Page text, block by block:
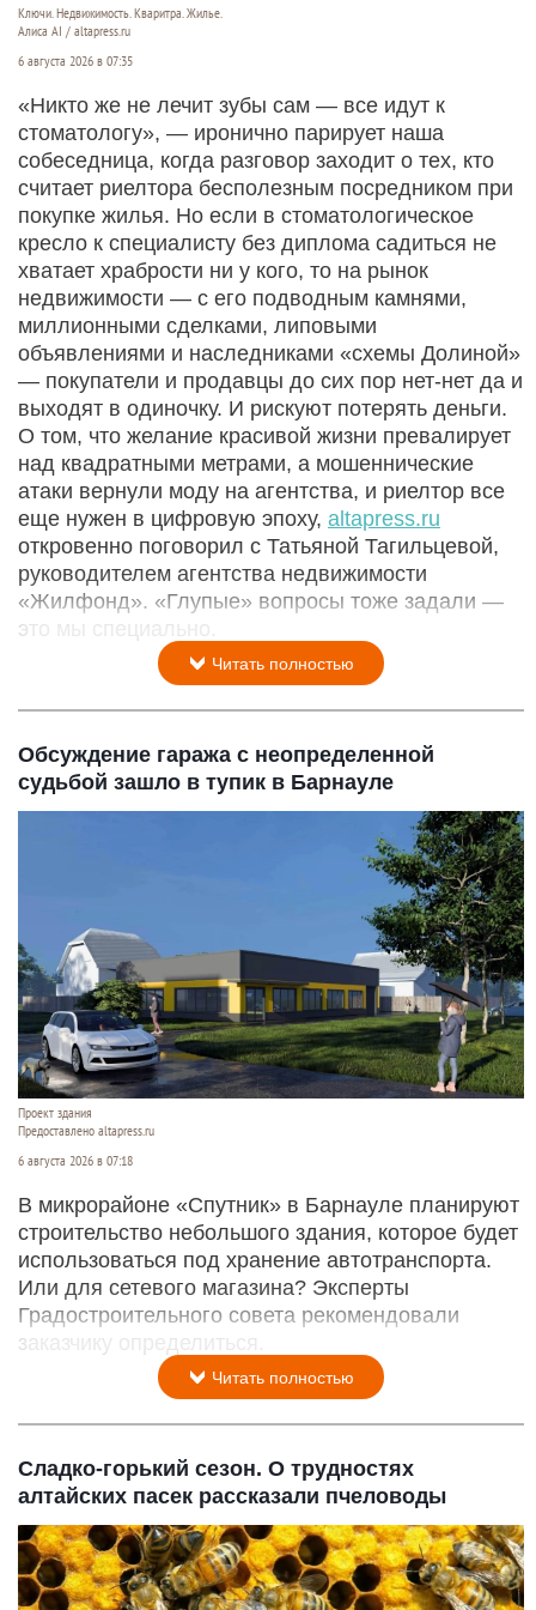
Ключи. Недвижимость. Кваритра. Жилье.
Алиса AI / altapress.ru
6 августа 2026 в 07:35
«Никто же не лечит зубы сам — все идут к
стоматологу», — иронично парирует наша
собеседница, когда разговор заходит о тех, кто
считает риелтора бесполезным посредником при
покупке жилья. Но если в стоматологическое
кресло к специалисту без диплома садиться не
хватает храбрости ни у кого, то на рынок
недвижимости — с его подводным камнями,
миллионными сделками, липовыми
объявлениями и наследниками «схемы Долиной»
— покупатели и продавцы до сих пор нет-нет да и
выходят в одиночку. И рискуют потерять деньги.
О том, что желание красивой жизни превалирует
над квадратными метрами, а мошеннические
атаки вернули моду на агентства, и риелтор все
еще нужен в цифровую эпоху, altapress.ru
откровенно поговорил с Татьяной Тагильцевой,
руководителем агентства недвижимости
«Жилфонд». «Глупые» вопросы тоже задали —
это мы специально.
Читать полностью
Обсуждение гаража с неопределенной
судьбой зашло в тупик в Барнауле
Проект здания
Предоставлено altapress.ru
6 августа 2026 в 07:18
В микрорайоне «Спутник» в Барнауле планируют
строительство небольшого здания, которое будет
использоваться под хранение автотранспорта.
Или для сетевого магазина? Эксперты
Градостроительного совета рекомендовали
заказчику определиться.
Читать полностью
Сладко-горький сезон. О трудностях
алтайских пасек рассказали пчеловоды